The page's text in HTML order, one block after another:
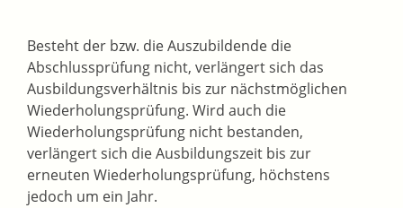
Besteht der bzw. die Auszubildende die
Abschlussprüfung nicht, verlängert sich das
Ausbildungsverhältnis bis zur nächstmöglichen
Wiederholungsprüfung. Wird auch die
Wiederholungsprüfung nicht bestanden,
verlängert sich die Ausbildungszeit bis zur
erneuten Wiederholungsprüfung, höchstens
jedoch um ein Jahr.